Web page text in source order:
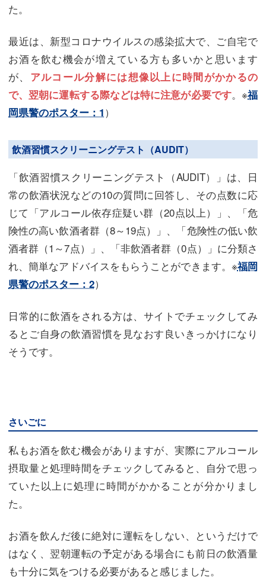
た。
最近は、新型コロナウイルスの感染拡大で、ご自宅で
お酒を飲む機会が増えている方も多いかと思います
が、 アルコール分解には想像以上に時間がかかるの
で、翌朝に運転する際などは特に注意が必要です。※福
岡県警のポスター：1）
飲酒習慣スクリーニングテスト（AUDIT）
「飲酒習慣スクリーニングテスト（AUDIT）」は、日
常の飲酒状況などの10の質問に回答し、その点数に応
じて「アルコール依存症疑い群（20点以上）」、「危
険性の高い飲酒者群（8～19点）」、「危険性の低い飲
酒者群（1～7点）」、「非飲酒者群（0点）」に分類さ
れ、簡単なアドバイスをもらうことができます。※福岡
県警のポスター：2）
日常的に飲酒をされる方は、サイトでチェックしてみ
るとご自身の飲酒習慣を見なおす良いきっかけになり
そうです。
さいごに
私もお酒を飲む機会がありますが、実際にアルコール
摂取量と処理時間をチェックしてみると、自分で思っ
ていた以上に処理に時間がかかることが分かりまし
た。
お酒を飲んだ後に絶対に運転をしない、というだけで
はなく、翌朝運転の予定がある場合にも前日の飲酒量
も十分に気をつける必要があると感じました。